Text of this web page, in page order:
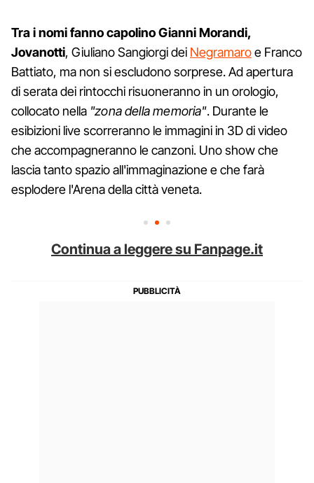
Tra i nomi fanno capolino Gianni Morandi,
Jovanotti, Giuliano Sangiorgi dei Negramaroe Franco
Battiato, ma non si escludono sorprese. Ad apertura
di serata dei rintocchi risuoneranno in un orologio,
collocato nella "zona della memoria". Durante le
esibizioni live scorreranno le immagini in 3D di video
che accompagneranno le canzoni. Uno show che
lascia tanto spazio all'immaginazione e che farà
esplodere l'Arena della città veneta.
Continua a leggere su Fanpage.it